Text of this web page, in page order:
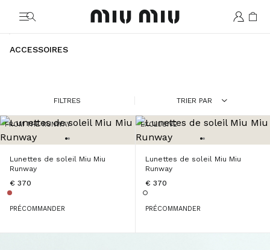
MiuMiu logo
ACCESSOIRES
FILTRES TRIER PAR
FROM THE RUNWAY
Lunettes de soleil Miu Miu
Runway
€ 370
PRÉCOMMANDER
EXCLUSIVE
Lunettes de soleil Miu Miu
Runway
€ 370
PRÉCOMMANDER